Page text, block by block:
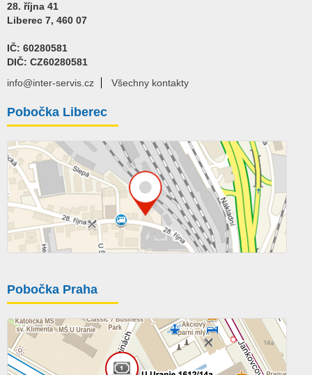
28. října 41
Liberec 7, 460 07
IČ: 60280581
DIČ: CZ60280581
info@inter-servis.cz
Všechny kontakty
Pobočka Liberec
Pobočka Praha